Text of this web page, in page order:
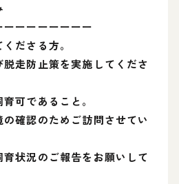
ーーーーーーー
ださる方。
脱走防止策を実施してくださ
可であること。
の確認のためご訪問させてい
育状況のご報告をお願いして